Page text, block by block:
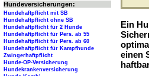
Ein
einen
Hundeversicherungen:
Hundehaftpflicht mit SB
Hundehaftpflicht ohne SB
Hundehaftpflicht für 2 Hunde
Hundehaftpflicht für Pers. ab 55
Hundehaftpflicht für Pers. ab 60
Hundehaftpflicht für Kampfhunde
Zwingerhaftpflicht
Hunde-OP-Versicherung
Hundekrankenversicherung